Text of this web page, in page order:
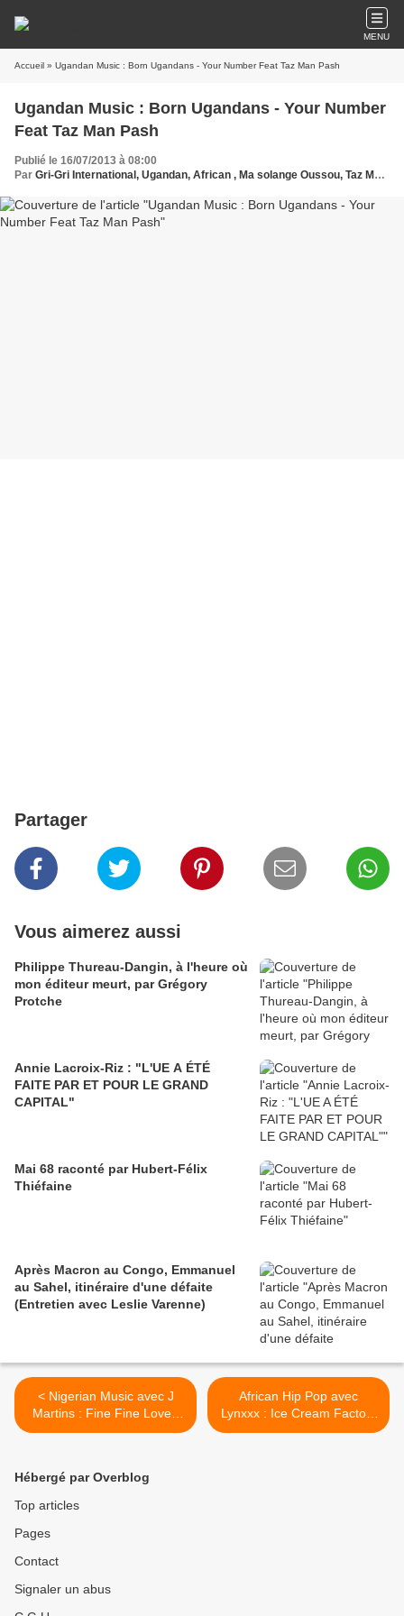
MENU
Accueil » Ugandan Music : Born Ugandans - Your Number Feat Taz Man Pash
Ugandan Music : Born Ugandans - Your Number
Feat Taz Man Pash
Publié le 16/07/2013 à 08:00
Par Gri-Gri International, Ugandan, African , Ma solange Oussou, Taz Man Pash,Music
Partager
Vous aimerez aussi
Philippe Thureau-Dangin, à l'heure où
mon éditeur meurt, par Grégory
Protche
Annie Lacroix-Riz : "L'UE A ÉTÉ
FAITE PAR ET POUR LE GRAND
CAPITAL"
Mai 68 raconté par Hubert-Félix
Thiéfaine
Après Macron au Congo, Emmanuel
au Sahel, itinéraire d'une défaite
(Entretien avec Leslie Varenne)
< Nigerian Music avec J
Martins : Fine Fine Love -
Nigerian Love
African Hip Pop avec
Lynxxx : Ice Cream Factory
Feat Enze >
Hébergé par Overblog
Top articles
Pages
Contact
Signaler un abus